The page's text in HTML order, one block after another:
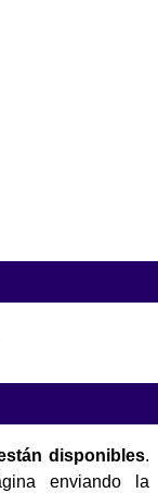
disponibles.
enviando la